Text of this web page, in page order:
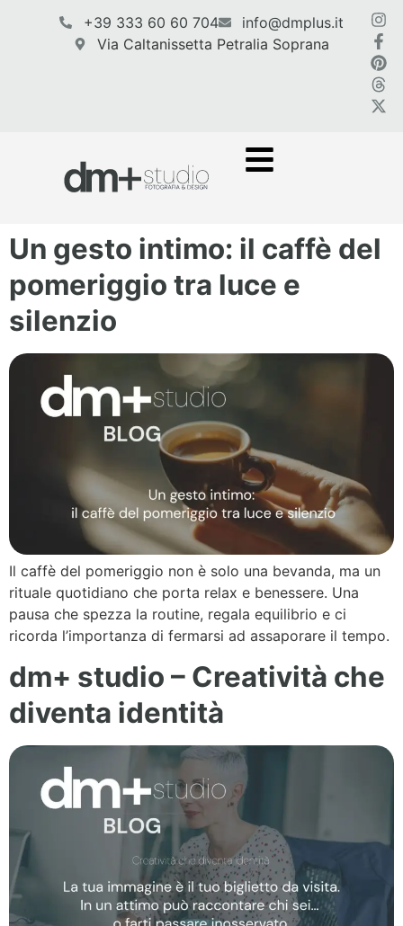
+39 333 60 60 704
info@dmplus.it
Via Caltanissetta Petralia Soprana
Un gesto intimo: il caffè del
pomeriggio tra luce e
silenzio
Il caffè del pomeriggio non è solo una bevanda, ma un
rituale quotidiano che porta relax e benessere. Una
pausa che spezza la routine, regala equilibrio e ci
ricorda l’importanza di fermarsi ad assaporare il tempo.
dm+ studio – Creatività che
diventa identità